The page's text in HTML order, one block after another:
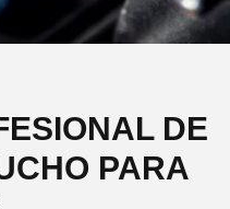
DE
PARA